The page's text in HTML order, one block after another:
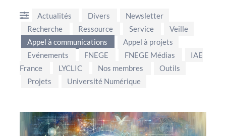
Actualités Divers
Newsletter
Recherche
Ressource Service
Veille
Appel à communications
Appel à projets
Evénements
FNEGE FNEGE Médias
IAE
France
LYCLIC Nos membres
Outils
Projets
Université Numérique